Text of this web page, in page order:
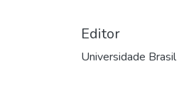
Editor
Universidade Brasil